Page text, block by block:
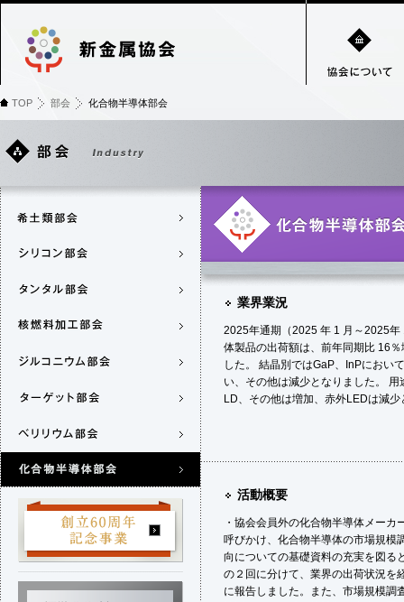
TOP 部会 化合物半導体部会
業界業況
2025年通期（2025 年 1 月～2025年
体製品の出荷額は、前年同期比 16
した。 結晶別ではGaP、InPにおい
い、その他は減少となりました。
LD、その他は増加、赤外LEDは減少
活動概要
・協会会員外の化合物半導体メーカ
呼びかけ、化合物半導体の市場規模
向についての基礎資料の充実を図る
の２回に分けて、業界の出荷状況を
に報告しました。また、市場規模調